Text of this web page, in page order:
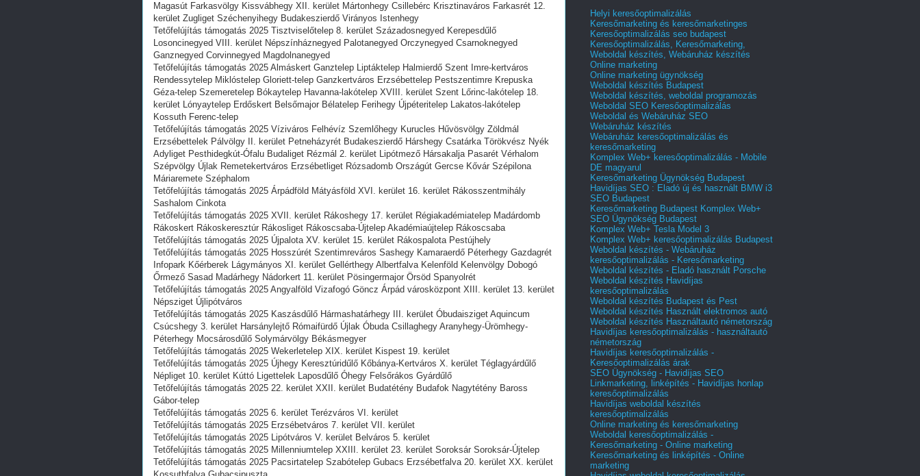
Magasút Farkasvölgy Kissvábhegy XII. kerület Mártonhegy Csillebérc Krisztinaváros Farkasrét 12.
kerület Zugliget Széchenyihegy Budakeszierdő Virányos Istenhegy
Tetőfelújítás támogatás 2025 Tisztviselőtelep 8. kerület Századosnegyed Kerepesdűlő
Losoncinegyed VIII. kerület Népszínháznegyed Palotanegyed Orczynegyed Csarnoknegyed
Ganznegyed Corvinnegyed Magdolnanegyed
Tetőfelújítás támogatás 2025 Almáskert Ganztelep Liptáktelep Halmierdő Szent Imre-kertváros
Rendessytelep Miklóstelep Gloriett-telep Ganzkertváros Erzsébettelep Pestszentimre Krepuska
Géza-telep Szemeretelep Bókaytelep Havanna-lakótelep XVIII. kerület Szent Lőrinc-lakótelep 18.
kerület Lónyaytelep Erdőskert Belsőmajor Bélatelep Ferihegy Újpéteritelep Lakatos-lakótelep
Kossuth Ferenc-telep
Tetőfelújítás támogatás 2025 Víziváros Felhévíz Szemlőhegy Kurucles Hűvösvölgy Zöldmál
Erzsébettelek Pálvölgy II. kerület Petneházyrét Budakeszierdő Hárshegy Csatárka Törökvész Nyék
Adyliget Pesthidegkút-Ófalu Budaliget Rézmál 2. kerület Lipótmező Hársakalja Pasarét Vérhalom
Szépvölgy Újlak Remetekertváros Erzsébetliget Rózsadomb Országút Gercse Kővár Szépilona
Máriaremete Széphalom
Tetőfelújítás támogatás 2025 Árpádföld Mátyásföld XVI. kerület 16. kerület Rákosszentmihály
Sashalom Cinkota
Tetőfelújítás támogatás 2025 XVII. kerület Rákoshegy 17. kerület Régiakadémiatelep Madárdomb
Rákoskert Rákoskeresztúr Rákosliget Rákoscsaba-Újtelep Akadémiaújtelep Rákoscsaba
Tetőfelújítás támogatás 2025 Újpalota XV. kerület 15. kerület Rákospalota Pestújhely
Tetőfelújítás támogatás 2025 Hosszúrét Szentimreváros Sashegy Kamaraerdő Péterhegy Gazdagrét
Infopark Kőérberek Lágymányos XI. kerület Gellérthegy Albertfalva Kelenföld Kelenvölgy Dobogó
Őrmező Sasad Madárhegy Nádorkert 11. kerület Pösingermajor Örsöd Spanyolrét
Tetőfelújítás támogatás 2025 Angyalföld Vizafogó Göncz Árpád városközpont XIII. kerület 13. kerület
Népsziget Újlipótváros
Tetőfelújítás támogatás 2025 Kaszásdűlő Hármashatárhegy III. kerület Óbudaisziget Aquincum
Csúcshegy 3. kerület Harsánylejtő Rómaifürdő Újlak Óbuda Csillaghegy Aranyhegy-Ürömhegy-
Péterhegy Mocsárosdűlő Solymárvölgy Békásmegyer
Tetőfelújítás támogatás 2025 Wekerletelep XIX. kerület Kispest 19. kerület
Tetőfelújítás támogatás 2025 Újhegy Keresztúridűlő Kőbánya-Kertváros X. kerület Téglagyárdűlő
Népliget 10. kerület Kúttó Ligettelek Laposdűlő Óhegy Felsőrákos Gyárdűlő
Tetőfelújítás támogatás 2025 22. kerület XXII. kerület Budatétény Budafok Nagytétény Baross
Gábor-telep
Tetőfelújítás támogatás 2025 6. kerület Terézváros VI. kerület
Tetőfelújítás támogatás 2025 Erzsébetváros 7. kerület VII. kerület
Tetőfelújítás támogatás 2025 Lipótváros V. kerület Belváros 5. kerület
Tetőfelújítás támogatás 2025 Millenniumtelep XXIII. kerület 23. kerület Soroksár Soroksár-Újtelep
Tetőfelújítás támogatás 2025 Pacsirtatelep Szabótelep Gubacs Erzsébetfalva 20. kerület XX. kerület
Helyi keresőoptimalizálás
Keresőmarketing és keresőmarketinges
Keresőoptimalizálás seo budapest
Keresőoptimalizálás, Keresőmarketing,
Weboldal készítés, Webáruház készítés
Online marketing
Online marketing ügynökség
Weboldal készítés Budapest
Weboldal készítés, weboldal programozás
Weboldal SEO Keresőoptimalizálás
Weboldal és Webáruház SEO
Webáruház készítés
Webáruház keresőoptimalizálás és
keresőmarketing
Komplex Web+ keresőoptimalizálás - Mobile
DE magyarul
Keresőmarketing Ügynökség Budapest
Havidíjas SEO : Eladó új és használt BMW i3
SEO Budapest
Keresőmarketing Budapest Komplex Web+
SEO Ügynökség Budapest
Komplex Web+ Tesla Model 3
Komplex Web+ keresőoptimalizálás Budapest
Weboldal készítés - Webáruház
keresőoptimalizálás - Keresőmarketing
Weboldal készítés - Eladó használt Porsche
Weboldal készítés Havidíjas
keresőoptimalizálás
Weboldal készítés Budapest és Pest
Weboldal készítés Használt elektromos autó
Weboldal készítés Használtautó németország
Havidíjas keresőoptimalizálás - használtautó
németország
Havidíjas keresőoptimalizálás -
Keresőoptimalizálás árak
SEO Ügynökség - Havidíjas SEO
Linkmarketing, linképítés - Havidíjas honlap
keresőoptimalizálás
Havidíjas weboldal készítés
keresőoptimalizálás
Online marketing és keresőmarketing
Weboldal keresőoptimalizálás -
Keresőmarketing - Online marketing
Keresőmarketing és linképítés - Online
marketing